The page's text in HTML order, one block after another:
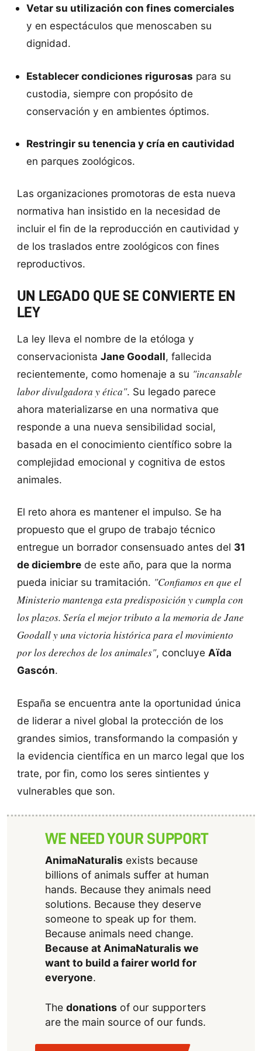
Vetar su utilización con fines comerciales
y en espectáculos que menoscaben su
dignidad.
Establecer condiciones rigurosas para su
custodia, siempre con propósito de
conservación y en ambientes óptimos.
Restringir su tenencia y cría en cautividad
en parques zoológicos.
Las organizaciones promotoras de esta nueva
normativa han insistido en la necesidad de
incluir el fin de la reproducción en cautividad y
de los traslados entre zoológicos con fines
reproductivos.
UN LEGADO QUE SE CONVIERTE EN
LEY
La ley lleva el nombre de la etóloga y
conservacionista Jane Goodall, fallecida
recientemente, como homenaje a su "incansable
labor divulgadora y ética". Su legado parece
ahora materializarse en una normativa que
responde a una nueva sensibilidad social,
basada en el conocimiento científico sobre la
complejidad emocional y cognitiva de estos
animales.
El reto ahora es mantener el impulso. Se ha
propuesto que el grupo de trabajo técnico
entregue un borrador consensuado antes del 31
de diciembrede este año, para que la norma
pueda iniciar su tramitación. "Confiamos en que el
Ministerio mantenga esta predisposición y cumpla con
los plazos. Sería el mejor tributo a la memoria de Jane
Goodall y una victoria histórica para el movimiento
por los derechos de los animales", concluye Aïda
Gascón.
España se encuentra ante la oportunidad única
de liderar a nivel global la protección de los
grandes simios, transformando la compasión y
la evidencia científica en un marco legal que los
trate, por fin, como los seres sintientes y
vulnerables que son.
WE NEED YOUR SUPPORT
AnimaNaturalisexists because
billions of animals suffer at human
hands. Because they animals need
solutions. Because they deserve
someone to speak up for them.
Because animals need change.
Because at AnimaNaturalis we
want to build a fairer world for
everyone.
The donationsof our supporters
are the main source of our funds.